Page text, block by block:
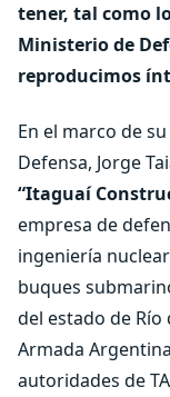
tener, tal como
Ministerio de
reproducimos
En el marco de
Defensa, Jorge
“Itaguaí
empresa de
ingeniería
buques
del estado de Río
Armada
autoridades de